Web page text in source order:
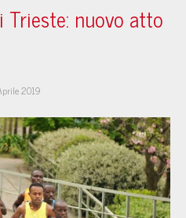
Trieste: nuovo atto
2019